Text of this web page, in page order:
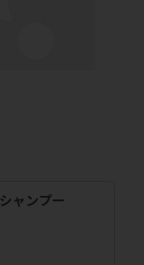
ャンプー